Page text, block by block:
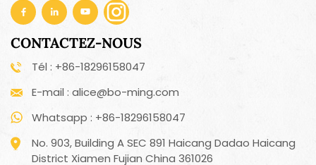
CONTACTEZ-NOUS
Tél : +86-18296158047
E-mail : alice@bo-ming.com
Whatsapp : +86-18296158047
No. 903, Building A SEC 891 Haicang Dadao Haicang
District Xiamen Fujian China 361026